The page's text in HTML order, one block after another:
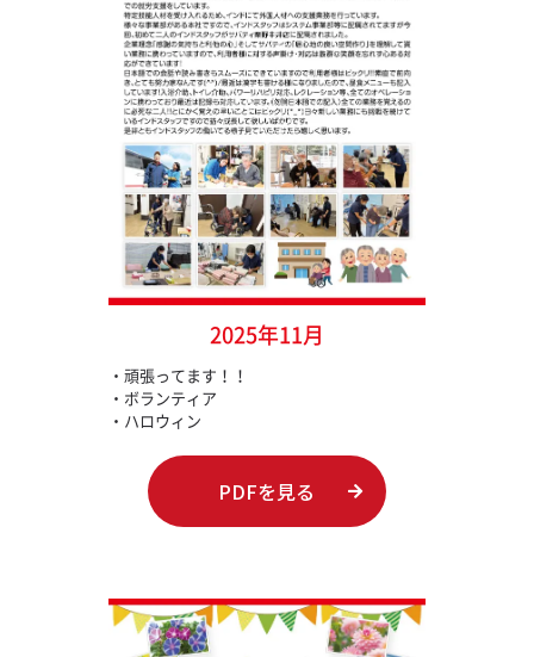
2025年11月
・頑張ってます！！
・ボランティア
・ハロウィン
PDFを見る